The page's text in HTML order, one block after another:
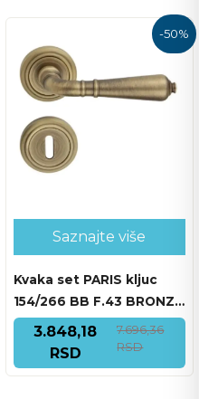
-50%
Saznajte više
Kvaka set PARIS kljuc
154/266 BB F.43 BRONZA
MAT3.848,18
RSD
7.696,36
RSD